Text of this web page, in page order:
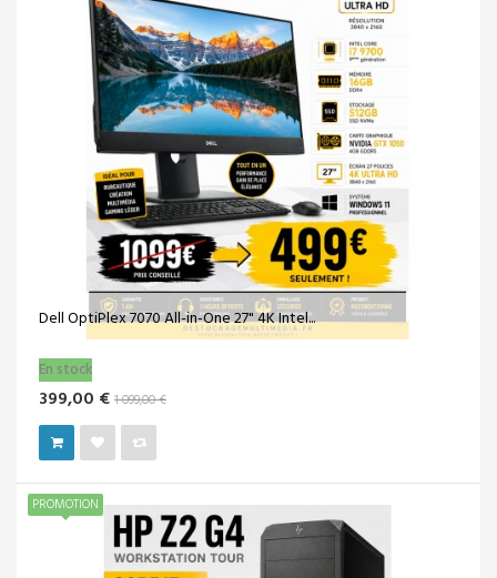
PC COMPLET HP PRODESK 400 G2 CORE I3 4190...
Vendu!
169,00 €
PROMOTION